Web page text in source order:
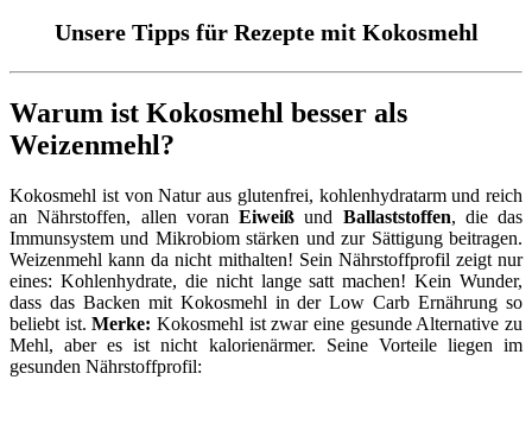
Unsere Tipps für Rezepte mit Kokosmehl
Warum ist Kokosmehl besser als
Weizenmehl?
Kokosmehl ist von Natur aus glutenfrei, kohlenhydratarm und reich
an Nährstoffen, allen voran Eiweiß und Ballaststoffen, die das
Immunsystem und Mikrobiom stärken und zur Sättigung beitragen.
Weizenmehl kann da nicht mithalten! Sein Nährstoffprofil zeigt nur
eines: Kohlenhydrate, die nicht lange satt machen! Kein Wunder,
dass das Backen mit Kokosmehl in der Low Carb Ernährung so
beliebt ist.Merke: Kokosmehl ist zwar eine gesunde Alternative zu
Mehl, aber es ist nicht kalorienärmer. Seine Vorteile liegen im
gesunden Nährstoffprofil: